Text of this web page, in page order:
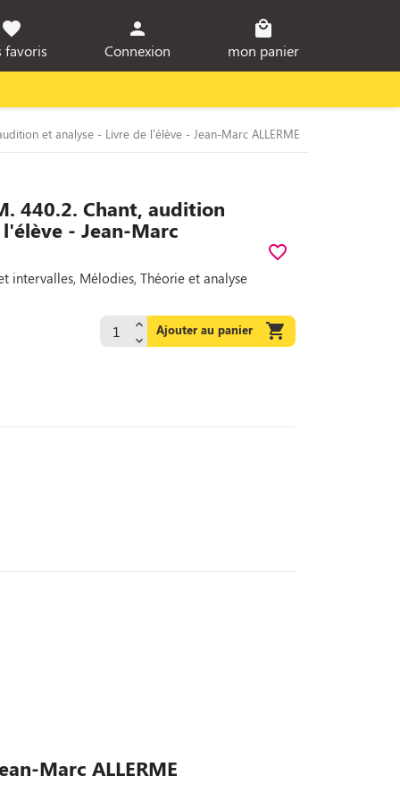
favorite
favoris
person
Connexion
local_mall
mon panier
et analyse - Livre de l'élève - Jean-Marc ALLERME
440.2. Chant, audition
- Jean-Marc
favorite_border
intervalles, Mélodies, Théorie et analyse
Ajouter au panier 
Marc ALLERME